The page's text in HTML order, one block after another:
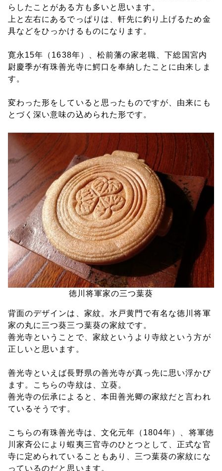
らしたことがある方も多いと思います。
上と左右にあるでっぱりは、軒先に釣り上げるため金
具などをひっかけるものになります。
寛永15年（1638年）、松前藩の家老職、下総国宮内
尉慶季が有珠善光寺に鰐口を奉納したことに由来しま
す。
変わった形をしていると思ったものですが、由来にも
とづく深い意味の込められた形です。
徳川将軍家の三つ葉葵
背面のデザインは、家紋。水戸黄門で有名な徳川将軍
家の丸に三つ葵三つ葉葵の家紋です。
善光寺ということで、家紋というより寺紋という方が
正しいと思います。
善光寺といえば長野県の善光寺が真っ先に思い浮かび
ます。こちらの寺紋は、立葵。
善光寺の伝承によると、本田善光卿の家紋だと言われ
ているそうです。
こちらの有珠善光寺は、文化元年（1804年）、将軍徳
川家斉公により蝦夷三官寺のひとつとして、正式な官
寺に定められていることもあり、三つ葉葵の家紋にな
っているのだと思います。